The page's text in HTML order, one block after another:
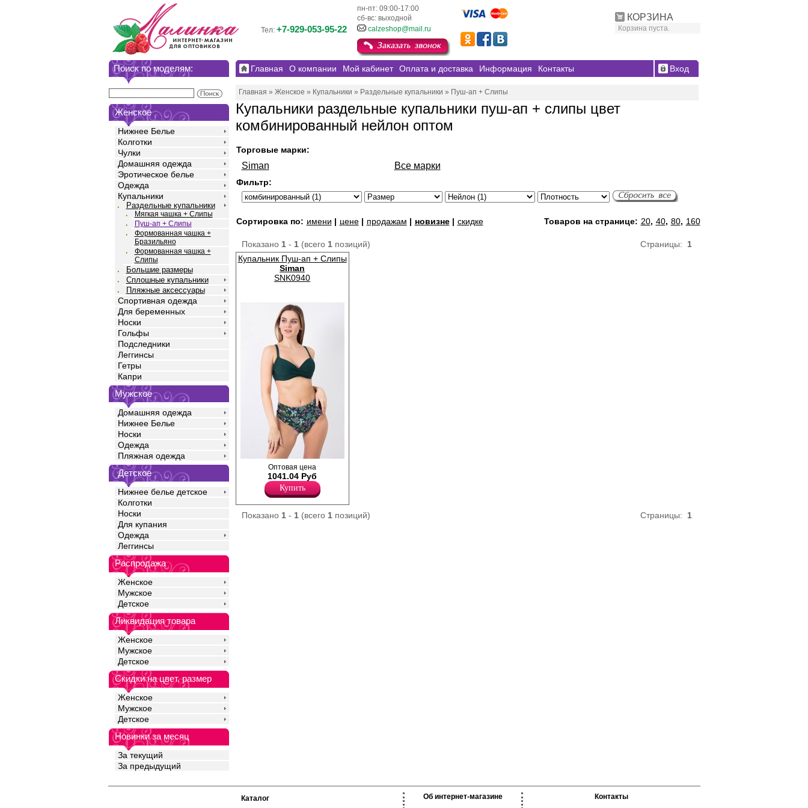
КОРЗИНА
Корзина пуста.
пн-пт: 09:00-17:00
сб-вс: выходной
Тел: +7-929-053-95-22 calzeshop@mail.ru
Поиск по моделям:
Женское
Нижнее Белье
Колготки
Чулки
Домашняя одежда
Эротическое белье
Одежда
Купальники
Раздельные купальники
Мягкая чашка + Слипы
Пуш-ап + Слипы
Формованная чашка +
Бразильяно
Формованная чашка +
Слипы
Большие размеры
Сплошные купальники
Пляжные аксессуары
Спортивная одежда
Для беременных
Носки
Гольфы
Подследники
Леггинсы
Гетры
Капри
Мужское
Домашняя одежда
Нижнее Белье
Носки
Одежда
Пляжная одежда
Детское
Нижнее белье детское
Колготки
Носки
Для купания
Одежда
Леггинсы
Распродажа
Женское
Мужское
Детское
Ликвидация товара
Женское
Мужское
Детское
Скидки на цвет, размер
Женское
Мужское
Детское
Новинки за месяц
За текущий
За предыдущий
Главная О компании Мой кабинет Оплата и доставка Информация Контакты Вход
Главная » Женское » Купальники » Раздельные купальники » Пуш-ап + Слипы
Купальники раздельные купальники пуш-ап + слипы цвет
комбинированный нейлон оптом
Торговые марки:
Siman Все марки
Фильтр:
Сортировка по: имени | цене| продажам | новизне| скидке Товаров на странице: 20, 40, 80, 160
Страницы: 1
Показано 1- 1(всего 1позиций)
Купальник Пуш-ап + Слипы
Siman
SNK0940
Купальник женский раздельный.
Бюстгальтер с формованными чашками и
Push-Up эффектом на 2/3 чашки, на
косточках, с растительным принтом. Трусы
слипы средней посадки, однотонные,
сетки. Размеры: L-46, XL-48, 2XL-50, 3XL-
Нейлон 82%
Оптовая цена
1041.04 Руб
Купить
Страницы: 1
Показано 1- 1(всего 1позиций)
Каталог Об интернет-магазине Контакты